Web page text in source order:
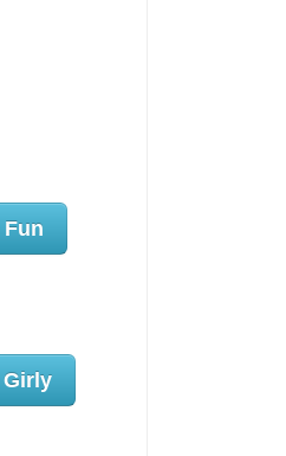
Fun
Girly